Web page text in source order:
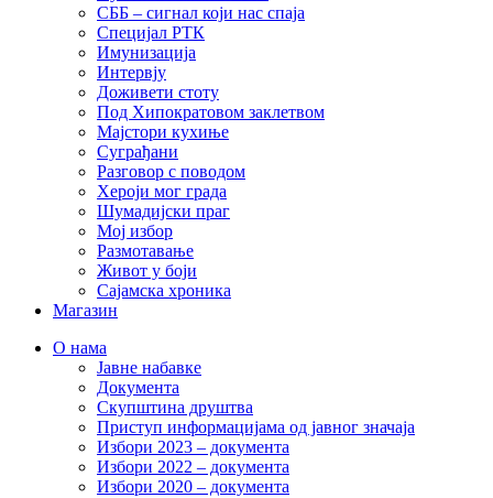
СББ – сигнал који нас спаја
Специјал РТК
Имунизација
Интервју
Доживети стоту
Под Хипократовом заклетвом
Мајстори кухиње
Суграђани
Разговор с поводом
Хероји мог града
Шумадијски праг
Мој избор
Размотавање
Живот у боји
Сајамска хроника
Магазин
О нама
Јавне набавке
Документа
Скупштина друштва
Приступ информацијама од јавног значаја
Избори 2023 – документа
Избори 2022 – документа
Избори 2020 – документа